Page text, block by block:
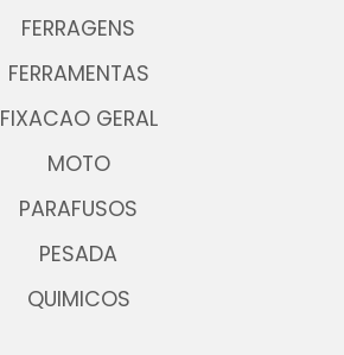
FERRAGENS
FERRAMENTAS
FIXACAO GERAL
MOTO
PARAFUSOS
PESADA
QUIMICOS